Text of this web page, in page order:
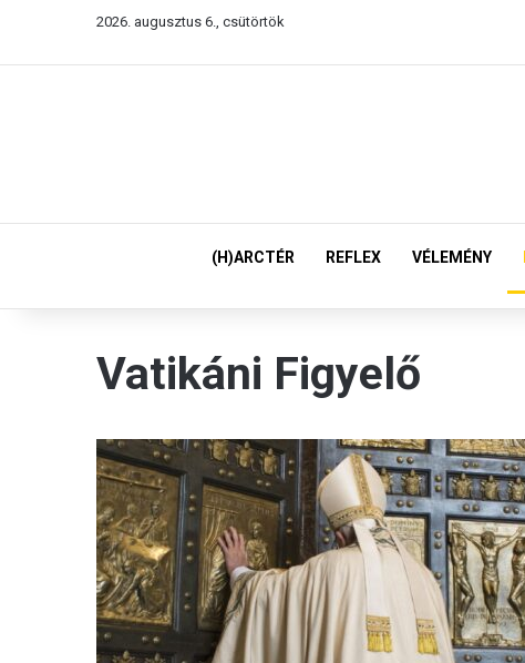
2026. augusztus 6., csütörtök
(H)ARCTÉR REFLEX VÉLEMÉNY
Vatikáni Figyelő